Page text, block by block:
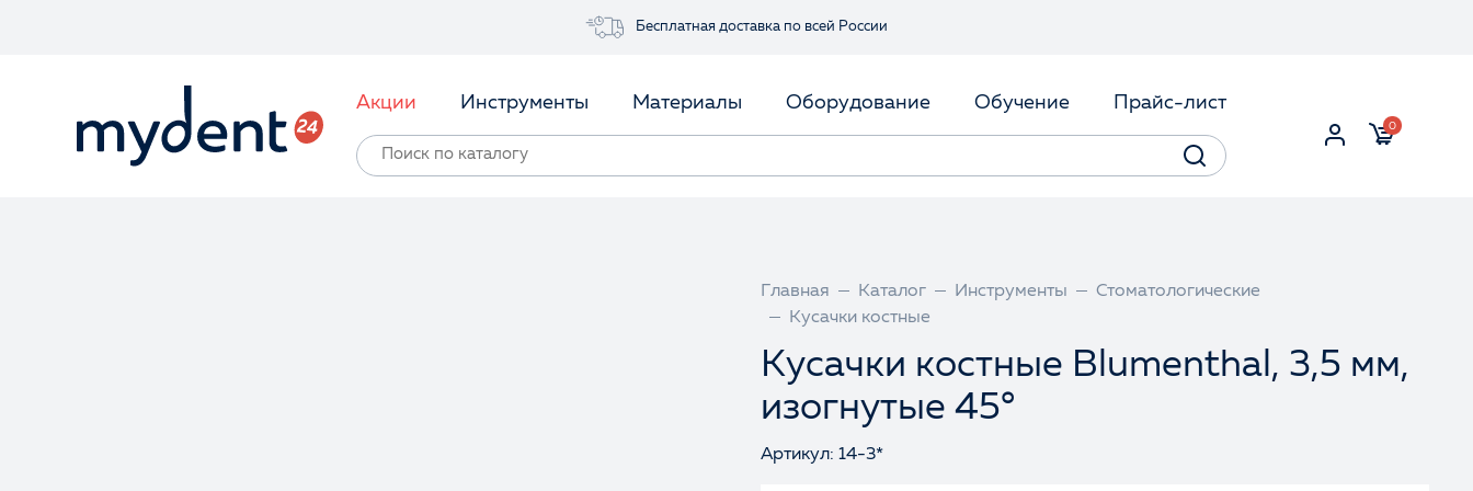
Бесплатная доставка по всей России
Акции Инструменты Материалы Оборудование Обучение Прайс-лист
0
Главная Каталог Инструменты
Стоматологические
Кусачки костные
Кусачки костные Blumenthal, 3,5 мм,
изогнутые 45°
Артикул: 14-3*